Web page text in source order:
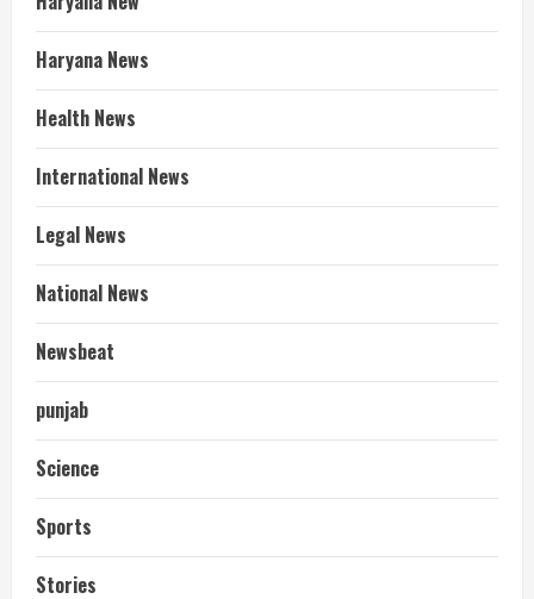
Haryana News
Health News
International News
Legal News
National News
Newsbeat
punjab
Science
Sports
Stories